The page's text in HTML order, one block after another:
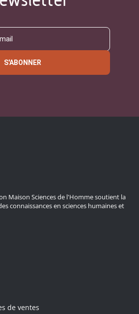
S'ABONNER
Maison Sciences de l'Homme soutient la
connaissances en sciences humaines et
de ventes